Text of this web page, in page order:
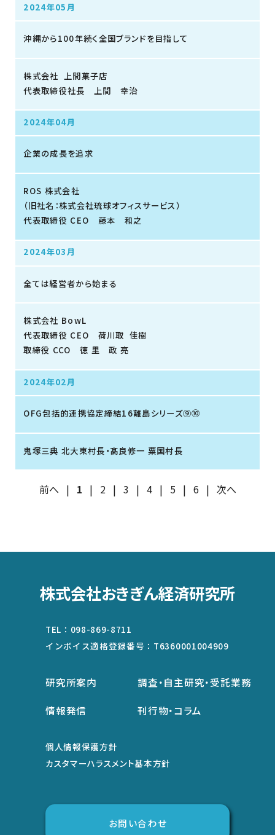
2024年05月
沖縄から100年続く全国ブランドを目指して
株式会社 上間菓子店
代表取締役社長 上間 幸治
2024年04月
企業の成長を追求
ROS 株式会社
（旧社名：株式会社琉球オフィスサービス）
代表取締役 CEO 藤本 和之
2024年03月
全ては経営者から始まる
株式会社 BowL
代表取締役 CEO 荷川取 佳樹
取締役 CCO 徳 里 政 亮
2024年02月
OFG包括的連携協定締結16離島シリーズ⑨⑩
鬼塚三典 北大東村長・髙良修一 粟国村長
前へ | 1 | 2 | 3 | 4 | 5 | 6 | 次へ
株式会社おきぎん経済研究所
TEL： 098-869-8711
インボイス適格登録番号： T6360001004909
研究所案内
情報発信
調査・自主研究・受託業務
刊行物・コラム
個人情報保護方針
カスタマーハラスメント基本方針
お問い合わせ